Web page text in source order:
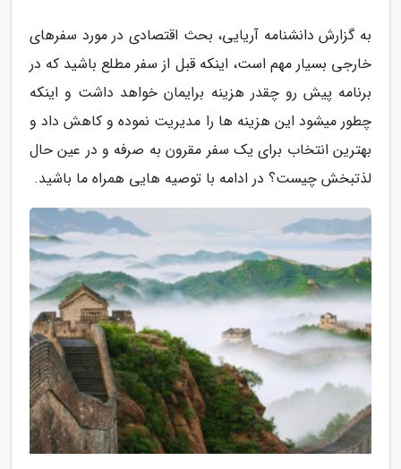
به گزارش دانشنامه آریایی، بحث اقتصادی در مورد سفرهای
خارجی بسیار مهم است، اینکه قبل از سفر مطلع باشید که در
برنامه پیش رو چقدر هزینه برایمان خواهد داشت و اینکه
چطور میشود این هزینه ها را مدیریت نموده و کاهش داد و
بهترین انتخاب برای یک سفر مقرون به صرفه و در عین حال
لذتبخش چیست؟ در ادامه با توصیه هایی همراه ما باشید.